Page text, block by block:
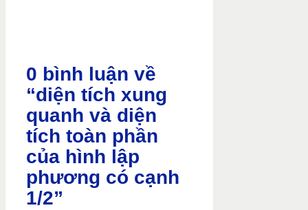
0 bình luận về
“diện tích xung
quanh và diện
tích toàn phần
của hình lập
phương có cạnh
1/2”